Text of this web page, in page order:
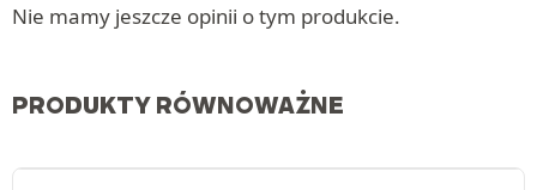
Nie mamy jeszcze opinii o tym produkcie.
PRODUKTY RÓWNOWAŻNE